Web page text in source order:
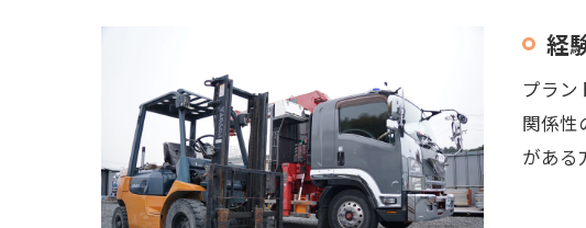
経
プラン
関係性
がある